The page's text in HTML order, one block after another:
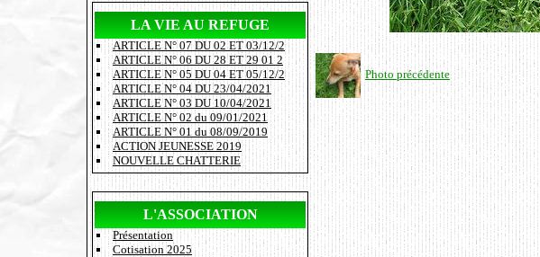
LA VIE AU REFUGE
ARTICLE N° 07 DU 02 ET 03/12/2
ARTICLE N° 06 DU 28 ET 29 01 2
ARTICLE N° 05 DU 04 ET 05/12/2
ARTICLE N° 04 DU 23/04/2021
ARTICLE N° 03 DU 10/04/2021
ARTICLE N° 02 du 09/01/2021
ARTICLE N° 01 du 08/09/2019
ACTION JEUNESSE 2019
NOUVELLE CHATTERIE
L'ASSOCIATION
Présentation
Cotisation 2025
Photo précédente